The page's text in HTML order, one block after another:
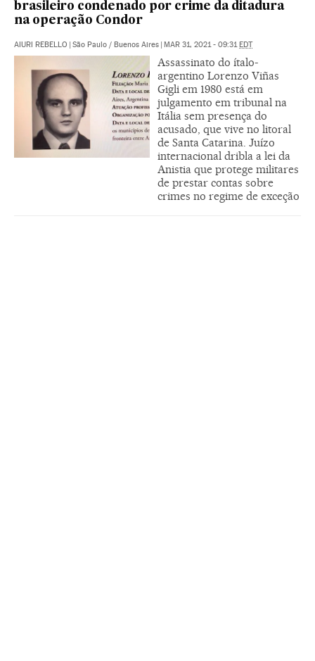
brasileiro condenado por crime da ditadura
na operação Condor
AIURI REBELLO São Paulo / Buenos Aires MAR 31, 2021 - 09:31 EDT
Assassinato do ítalo-
argentino Lorenzo Viñas
Gigli em 1980 está em
julgamento em tribunal na
Itália sem presença do
acusado, que vive no litoral
de Santa Catarina. Juízo
internacional dribla a lei da
Anistia que protege militares
de prestar contas sobre
crimes no regime de exceção